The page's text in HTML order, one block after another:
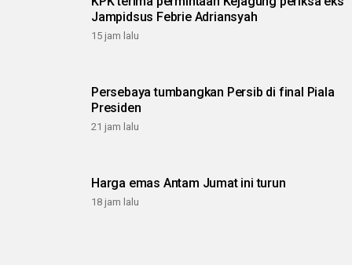
Jampidsus Febrie Adriansyah
15 jam lalu
Persebaya tumbangkan Persib di final Piala
Presiden
21 jam lalu
Harga emas Antam Jumat ini turun
18 jam lalu